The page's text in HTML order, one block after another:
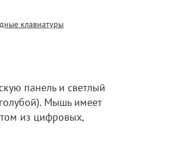
клавиатуры
панель и светлый
Мышь имеет
из цифровых,